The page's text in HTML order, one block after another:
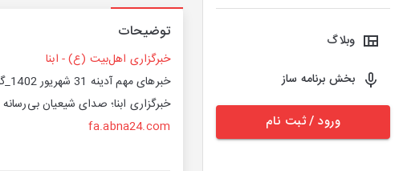
وبلاگ
بخش برنامه ساز
ورود / ثبت نام
توضیحات
خبرگزاری اهل‌بیت (ع) - ابنا
خبرهای مهم آدینه 31 شهریور 1402_گوینده: محمد عارفیان_موسیقی: Moon Sorceress
خبرگزاری ابنا؛ صدای شیعیان بی‌رسانه
fa.abna24.com